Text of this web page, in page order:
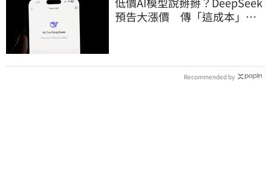
預告大漲價 傳「這成本」撐
Recommended by